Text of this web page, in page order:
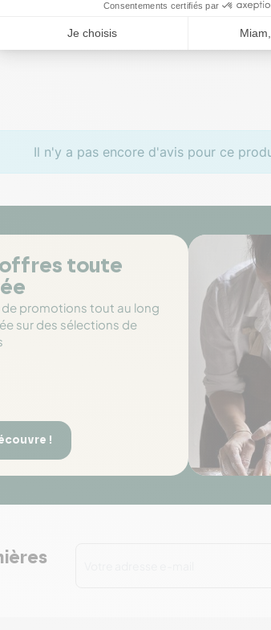
Il n'y a pas encore d'avis pour ce
toute
promotions tout au long
sur des sélections de
!